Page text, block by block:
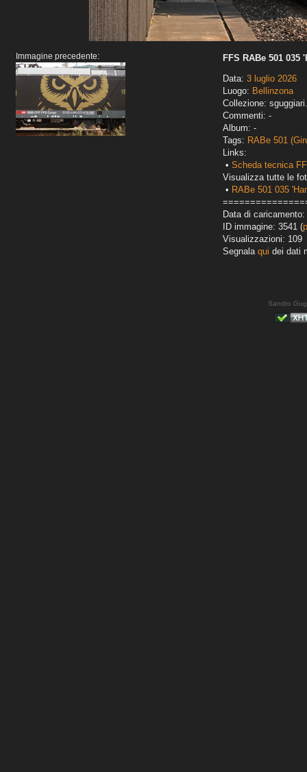
Immagine precedente:
FFS RABe 501 035
Data: 3 luglio 2026
Luogo: Bellinzona
Collezione:
Commenti: -
Album: -
Tags: RABe 501
Links:
• Scheda tecnica
Visualizza tutte le
• RABe 501 035
Data di
ID immagine: 3541 (
Visualizzazioni: 109
Segnala qui dei dati
Sandro